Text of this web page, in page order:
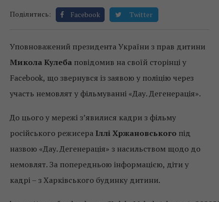
Поділитись: Facebook Twitter
Уповноважений президента України з прав дитини
Микола Кулеба повідомив на своїй сторінці у
Facebook, що звернувся із заявою у поліцію через
участь немовлят у фільмуванні «Дау. Дегенерація».
До цього у мережі з’явилися кадри з фільму
російського режисера Іллі Хржановського під
назвою «Дау. Дегенерація» з насильством щодо до
немовлят. За попередньою інформацією, діти у
кадрі – з Харківського будинку дитини.